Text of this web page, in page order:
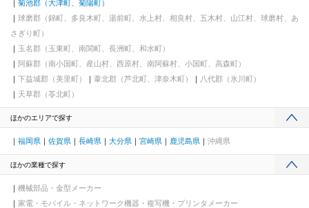
菊池郡（大津町、菊陽町）
球磨郡（錦町、多良木町、湯前町、水上村、相良村、五木村、山江村、球磨村、あ
さぎり町）
玉名郡（玉東町、南関町、長洲町、和水町）
阿蘇郡（南小国町、産山村、西原村、南阿蘇村、小国町、高森町）
下益城郡（美里町）
葦北郡（芦北町、津奈木町）
八代郡（氷川町）
天草郡（苓北町）
ほかのエリアで探す
福岡県 佐賀県 長崎県 大分県 宮崎県 鹿児島県 沖縄県
ほかの業種で探す
機械部品・金型メーカー
家電・モバイル・ネットワーク機器・複写機・プリンタメーカー